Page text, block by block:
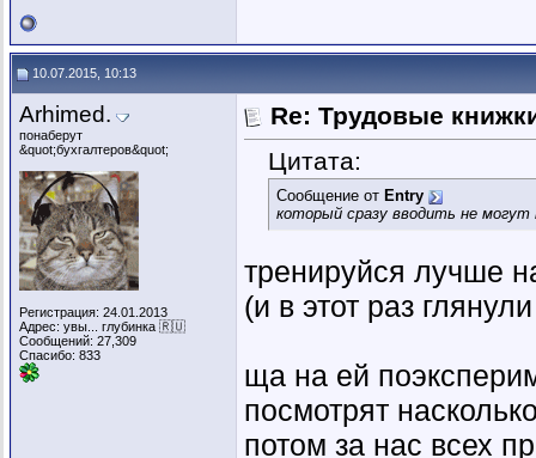
10.07.2015, 10:13
Arhimed.
понаберут
&quot;бухгалтеров&quot;
Регистрация: 24.01.2013
Адрес: увы... глубинка 🇷🇺
Сообщений: 27,309
Спасибо: 833
Re: Трудовые
Цитата:
Сообщение от Entry
который сразу вводить не
тренируйся лучше
(и в этот раз
ща на ей
посмотрят
потом за нас всех